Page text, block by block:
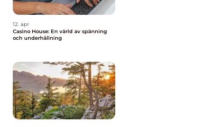
12. apr
Casino House: En värld av spänning
och underhållning